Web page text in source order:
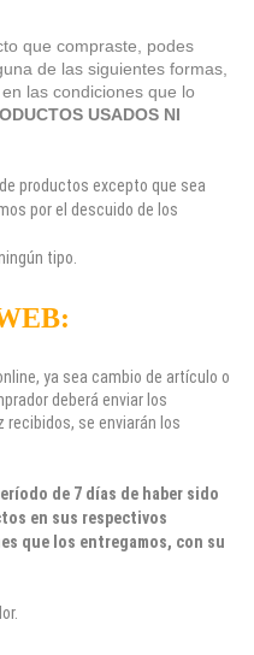
que compraste, podes
de las siguientes formas,
las condiciones que lo
USADOS NI
productos excepto que sea
por el descuido de los
tipo.
ya sea cambio de artículo o
deberá enviar los
recibidos, se enviarán los
de 7 días de haber sido
en sus respectivos
que los entregamos, con su